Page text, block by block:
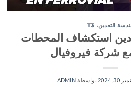
التعدين، T3
استكشاف المحطات
شركة فيروفيال
2024 بواسطة ADMIN